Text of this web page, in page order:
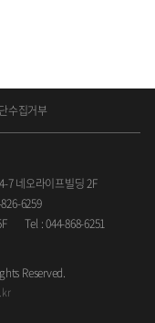
수집거부
7 네오라이프빌딩 2F
6259
Tel : 044-868-6251
Reserved.